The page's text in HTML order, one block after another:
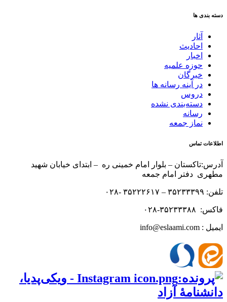
دسته بندی ها
آثار
احادیث
اخبار
حوزه علمیه
خبرگان
در آینه رسانه ها
دروس
دسته‌بندی نشده
رسانه
نماز جمعه
اطلاعات تماس
آدرس:تاکستان – بلوار امام خمینی ره – ابتدای خیابان شهید
مطهری دفتر امام جمعه
تلفن: ۳۵۲۳۳۳۹۹ – ۳۵۲۲۲۶۱۷ -۰۲۸
فاکس: ۳۵۲۳۳۳۸۸-۰۲۸
ایمیل : info@eslaami.com